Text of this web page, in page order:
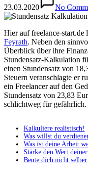
23.03.2020 No
Hier auf freelance-start.de
Feyrath. Neben den
Überblick über ihre
Stundensatz-Kalkulation
einen Stundensatz von
Steuern veranschlagte er
ein Freelancer auf den
Stundensatz von 23,83
schlichtweg für gefährlich.
Kalkuliere realistisch!
Was willst du
Was ist deine Arbeit
Stärke den Wert
Beute dich nicht selber